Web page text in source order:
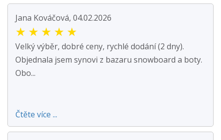
Jana Kováčová, 04.02.2026
★ ★ ★ ★ ★
Velký výběr, dobré ceny, rychlé dodání (2 dny).
Objednala jsem synovi z bazaru snowboard a boty.
Obo...
Čtěte více ...